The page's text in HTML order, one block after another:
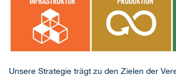
Unsere Strategie trägt zu den Zielen der